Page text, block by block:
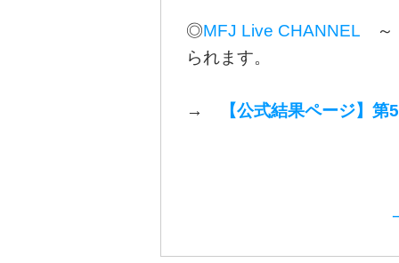
◎MFJ Live CHANNEL ～
られます。
→ 【公式結果ページ】